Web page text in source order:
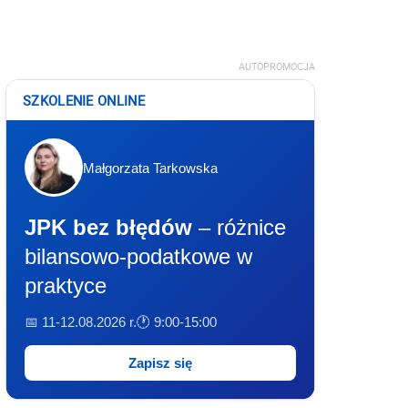
AUTOPROMOCJA
SZKOLENIE ONLINE
Małgorzata Tarkowska
JPK bez błędów – różnice
bilansowo-podatkowe w
praktyce
📅 11-12.08.2026 r.🕐 9:00-15:00
Zapisz się